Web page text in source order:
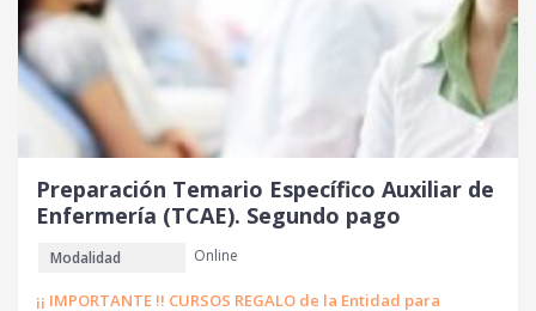
Preparación Temario Específico Auxiliar de
Enfermería (TCAE). Segundo pago
Modalidad Online
¡¡ IMPORTANTE !! CURSOS REGALO de la Entidad para